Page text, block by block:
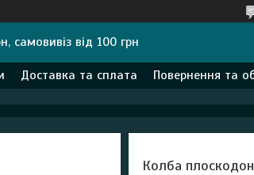
самовивіз від 100 грн
Доставка та сплата Повернення та
Колба